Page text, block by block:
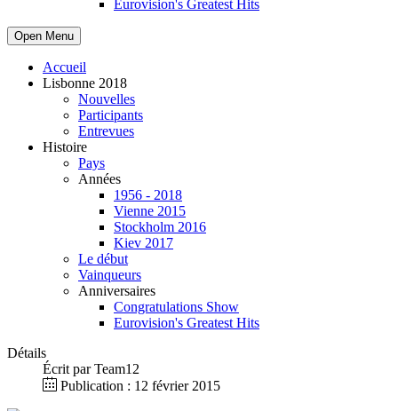
Eurovision's Greatest Hits
Open Menu
Accueil
Lisbonne 2018
Nouvelles
Participants
Entrevues
Histoire
Pays
Années
1956 - 2018
Vienne 2015
Stockholm 2016
Kiev 2017
Le début
Vainqueurs
Anniversaires
Congratulations Show
Eurovision's Greatest Hits
Détails
Écrit parTeam12
Publication : 12 février 2015